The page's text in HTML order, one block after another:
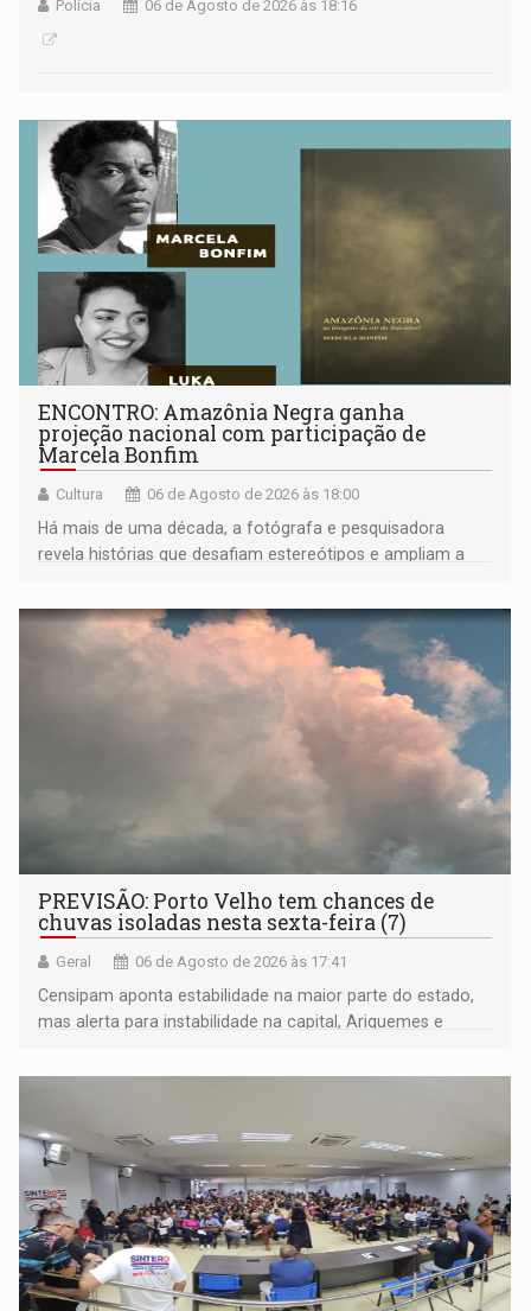
Polícia 06 de Agosto de 2026 às 18:16
ENCONTRO: Amazônia Negra ganha
projeção nacional com participação de
Marcela Bonfim
Cultura 06 de Agosto de 2026 às 18:00
Há mais de uma década, a fotógrafa e pesquisadora
revela histórias que desafiam estereótipos e ampliam a
negras
PREVISÃO: Porto Velho tem chances de
chuvas isoladas nesta sexta-feira (7)
Geral 06 de Agosto de 2026 às 17:41
Censipam aponta estabilidade na maior parte do estado,
mas alerta para instabilidade na capital, Ariquemes e